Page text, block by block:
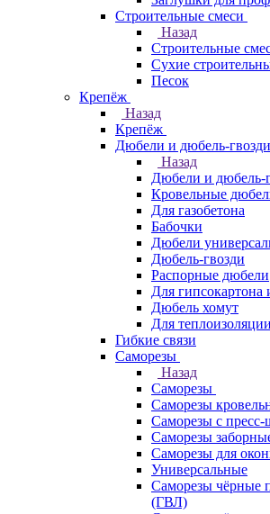
Строительные смеси
Назад
Строительные
Сухие
Песок
Крепёж
Назад
Крепёж
Дюбели и дюбель-гвозди
Назад
Дюбели и дюбель-
Кровельные
Для газобетона
Бабочки
Дюбели
Дюбель-гвозди
Распорные дюбели
Для
Дюбель хомут
Для
Гибкие связи
Саморезы
Назад
Саморезы
Саморезы
Саморезы с
Саморезы
Саморезы для
Универсальные
Саморезы чёрные
(ГВЛ)